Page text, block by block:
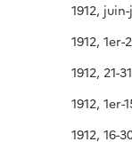
1912,
1912, 1er-
1912, 21-
1912, 1er-
1912, 16-